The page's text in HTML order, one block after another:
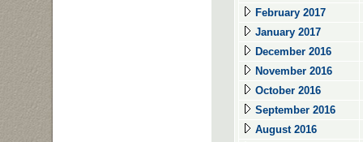
February 2017
January 2017
December 2016
November 2016
October 2016
September 2016
August 2016